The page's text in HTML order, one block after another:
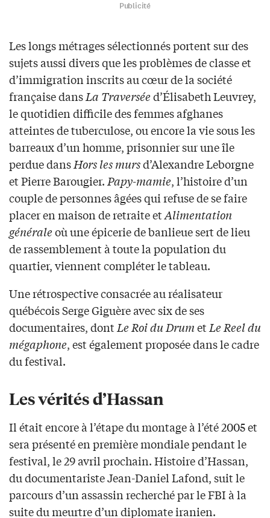
Publicité
Les longs métrages sélectionnés portent sur des
sujets aussi divers que les problèmes de classe et
d’immigration inscrits au cœur de la société
française dansLa Traverséed’Élisabeth Leuvrey,
le quotidien difficile des femmes afghanes
atteintes de tuberculose, ou encore la vie sous les
barreaux d’un homme, prisonnier sur une île
perdue dansHors les mursd’Alexandre Leborgne
et Pierre Barougier.Papy-mamie, l’histoire d’un
couple de personnes âgées qui refuse de se faire
placer en maison de retraite etAlimentation
généraleoù une épicerie de banlieue sert de lieu
de rassemblement à toute la population du
quartier, viennent compléter le tableau.
Une rétrospective consacrée au réalisateur
québécois Serge Giguère avec six de ses
documentaires, dontLe Roi du DrumetLe Reel du
mégaphone, est également proposée dans le cadre
du festival.
Les vérités d’Hassan
Il était encore à l’étape du montage à l’été 2005 et
sera présenté en première mondiale pendant le
festival, le 29 avril prochain. Histoire d’Hassan,
du documentariste Jean-Daniel Lafond, suit le
parcours d’un assassin recherché par le FBI à la
suite du meurtre d’un diplomate iranien.